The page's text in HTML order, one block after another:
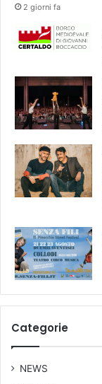
2 giorni fa
Categorie
NEWS